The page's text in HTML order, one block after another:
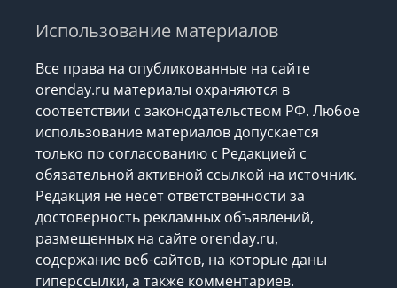
Использование материалов
Все права на опубликованные на сайте
orenday.ru материалы охраняются в
соответствии с законодательством РФ. Любое
использование материалов допускается
только по согласованию с Редакцией с
обязательной активной ссылкой на источник.
Редакция не несет ответственности за
достоверность рекламных объявлений,
размещенных на сайте orenday.ru,
содержание веб-сайтов, на которые даны
гиперссылки, а также комментариев.